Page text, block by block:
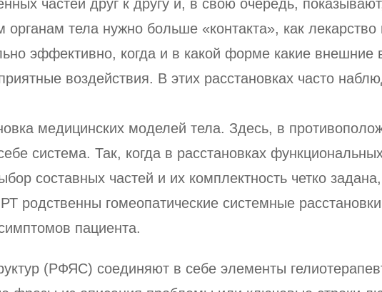
частей друг к другу и, в свою очередь,
тела нужно больше «контакта», как
эффективно, когда и в какой форме какие внешние
воздействия. В этих расстановках часто
медицинских моделей тела. Здесь, в
система. Так, когда в расстановках
составных частей и их комплектность четко
родственны гомеопатические системные
пациента.
(РФЯС) соединяют в себе элементы